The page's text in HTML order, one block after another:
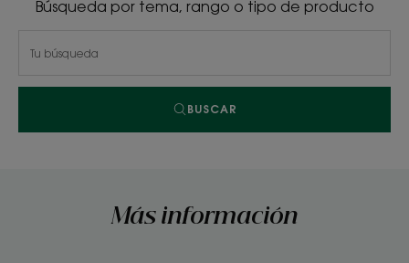
Búsqueda por tema, rango o tipo de producto
BUSCAR
Más información